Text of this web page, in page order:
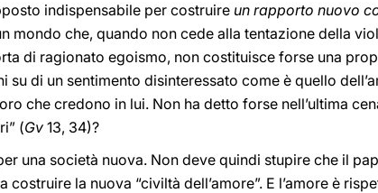
indispensabile per costruire un rapporto nuovo
mondo che, quando non cede alla tentazione della
di ragionato egoismo, non costituisce forse una
di un sentimento disinteressato come è quello
che credono in lui. Non ha detto forse nell’ultima
(Gv 13, 34)?
una società nuova. Non deve quindi stupire che il
la nuova “civiltà dell’amore”. E l’amore è